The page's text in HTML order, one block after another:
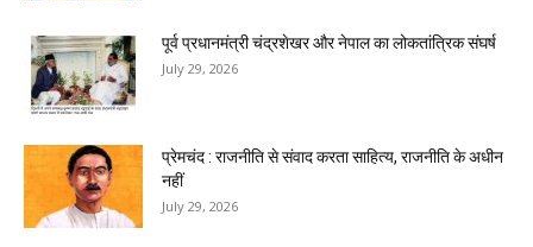
पूर्व प्रधानमंत्री चंद्रशेखर और नेपाल का लोकतांत्रिक संघर्ष
July 29, 2026
प्रेमचंद : राजनीति से संवाद करता साहित्य, राजनीति के अधीन
नहीं
July 29, 2026